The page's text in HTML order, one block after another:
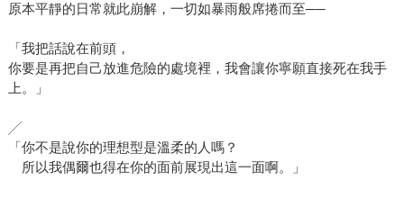
原本平靜的日常就此崩解，一切如暴雨般席捲而至──
「我把話說在前頭，
你要是再把自己放進危險的處境裡，我會讓你寧願直接死在我手
上。」
╱
「你不是說你的理想型是溫柔的人嗎？
所以我偶爾也得在你的面前展現出這一面啊。」